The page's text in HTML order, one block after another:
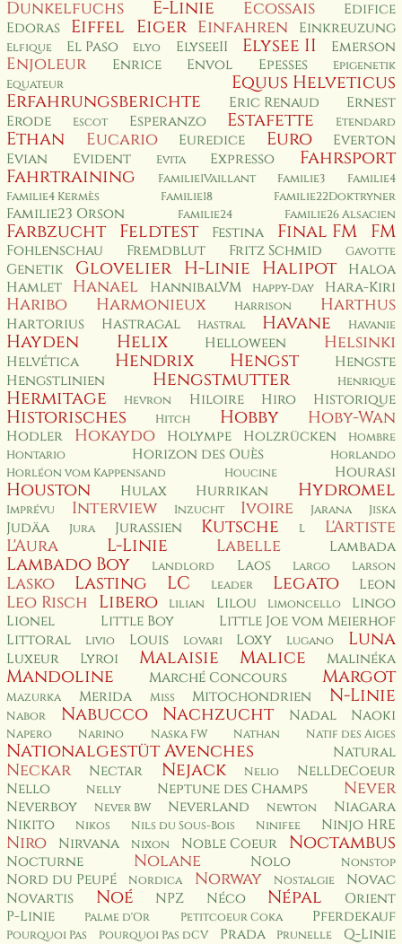
Dunkelfuchs
E-Linie Ecossais
Edifice
Edoras
Eiffel Eiger Einfahren Einkreuzung
Elfique El Paso Elyo ElyseeII Elysee II Emerson
Enjoleur Enrice Envol Epesses
Epigenetik
Equateur
Equus Helveticus
Erfahrungsberichte
Eric Renaud
Ernest
Erode
Escot Esperanzo Estafette Etendard
Ethan Eucario Euredice Euro
Everton
Evian
Evident Evita Expresso
Fahrsport
Fahrtraining
Familie1Vaillant Familie3
Familie4
Familie4 Kermès
Familie18 Familie22Doktryner
Familie23 Orson Familie24 Familie26 Alsacien
Farbzucht Feldtest Festina Final FM FM
Fohlenschau Fremdblut Fritz Schmid Gavotte
Genetik Glovelier H-Linie Halipot
Haloa
Hamlet
Hanael HannibalVM Happy-Day Hara-Kiri
Haribo Harmonieux Harrison Harthus
Hartorius Hastragal Hastral Havane Havanie
Hayden Helix Helloween Helsinki
Helvética Hendrix Hengst
Hengste
Hengstlinien
Hengstmutter Henrique
Hermitage Hevron Hiloire Hiro Historique
Historisches Hitch Hobby Hoby-Wan
Hodler Hokaydo Holympe Holzrücken
Hombre
Hontario
Horizon des Ouès
Horlando
Horléon vom Kappensand
Houcine Hourasi
Houston Hulax Hurrikan Hydromel
Imprévu Interview Inzucht Ivoire Jarana Jiska
Judäa Jura Jurassien Kutsche L
L'Artiste
L'Aura
L-Linie Labelle Lambada
Lambado Boy Landlord Laos Largo Larson
Lasko Lasting LC Leader Legato Leon
Leo Risch Libero Lilian Lilou Limoncello
Lingo
Lionel
Little Boy
Little Joe vom Meierhof
Littoral
Livio Louis Lovari Loxy Lugano Luna
Luxeur Lyroi Malaisie Malice Malinéka
Mandoline Marché Concours Margot
Mazurka Merida Miss Mitochondrien N-Linie
Nabor Nabucco Nachzucht Nadal Naoki
Napero Narino Naska FW Nathan Natif des Aiges
Nationalgestüt Avenches Natural
Neckar Nectar Nejack Nelio
NellDeCoeur
Nello
Nelly Neptune des Champs Never
Neverboy Never BW Neverland Newton
Niagara
Nikito
Nikos Nils du Sous-Bois Ninifee Ninjo HRE
Niro Nirvana Nixon Noble Coeur Noctambus
Nocturne Nolane Nolo Nonstop
Nord du Peupé Nordica Norway Nostalgie
Novac
Novartis
Noé NPZ Néco Népal
Orient
P-Linie
Palme d'Or Petitcoeur Coka Pferdekauf
Pourquoi Pas Pourquoi Pas dCV Prada Prunelle Q-Linie